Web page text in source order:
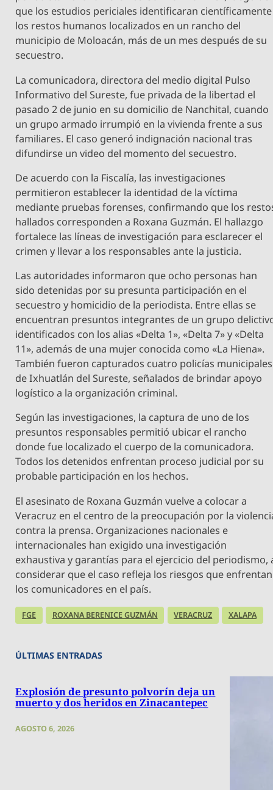
que los estudios periciales identificaran científicamente
los restos humanos localizados en un rancho del
municipio de Moloacán, más de un mes después de su
secuestro.
La comunicadora, directora del medio digital Pulso
Informativo del Sureste, fue privada de la libertad el
pasado 2 de junio en su domicilio de Nanchital, cuando
un grupo armado irrumpió en la vivienda frente a sus
familiares. El caso generó indignación nacional tras
difundirse un video del momento del secuestro.
De acuerdo con la Fiscalía, las investigaciones
permitieron establecer la identidad de la víctima
mediante pruebas forenses, confirmando que los
hallados corresponden a Roxana Guzmán. El hallazgo
fortalece las líneas de investigación para esclarecer el
crimen y llevar a los responsables ante la justicia.
Las autoridades informaron que ocho personas han
sido detenidas por su presunta participación en el
secuestro y homicidio de la periodista. Entre ellas se
encuentran presuntos integrantes de un grupo
identificados con los alias «Delta 1», «Delta 7» y «Delta
11», además de una mujer conocida como «La Hiena».
También fueron capturados cuatro policías municipales
de Ixhuatlán del Sureste, señalados de brindar apoyo
logístico a la organización criminal.
Según las investigaciones, la captura de uno de los
presuntos responsables permitió ubicar el rancho
donde fue localizado el cuerpo de la comunicadora.
Todos los detenidos enfrentan proceso judicial por su
probable participación en los hechos.
El asesinato de Roxana Guzmán vuelve a colocar a
Veracruz en el centro de la preocupación por la
contra la prensa. Organizaciones nacionales e
internacionales han exigido una investigación
exhaustiva y garantías para el ejercicio del periodismo,
considerar que el caso refleja los riesgos que enfrentan
los comunicadores en el país.
FGE ROXANA BERENICE GUZMÁN VERACRUZ XALAPA
ÚLTIMAS ENTRADAS
Explosión de presunto polvorín deja un
muerto y dos heridos en Zinacantepec
AGOSTO 6, 2026